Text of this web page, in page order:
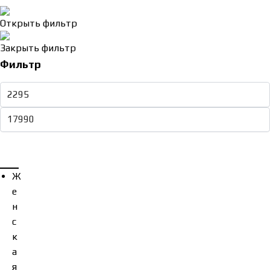
Открыть фильтр
Закрыть фильтр
Фильтр
Ж
е
н
с
к
а
я